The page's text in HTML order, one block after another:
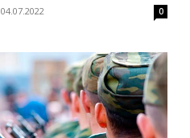
04.07.2022 0